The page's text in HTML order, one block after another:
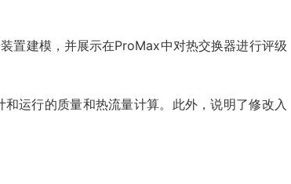
置建模，并展示在ProMax中对热交换器进行评级
运行的质量和热流量计算。此外，说明了修改入